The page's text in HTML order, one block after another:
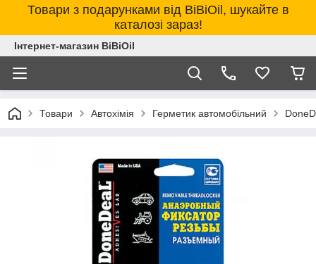
Товари з подарунками від BiBiOil, шукайте в
каталозі зараз!
Інтернет-магазин BiBiOil
Товари Автохімія Герметик автомобільний